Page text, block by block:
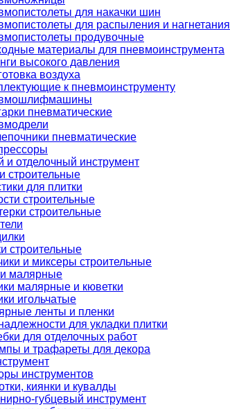
для накачки шин
для распыления и нагнетания
продувочные
материалы для пневмоинструмента
высокого давления
воздуха
к пневмоинструменту
пневматические
пневматические
и отделочный инструмент
строительные
для плитки
строительные
строительные
строительные
и миксеры строительные
малярные
малярные и кюветки
игольчатые
ленты и пленки
для укладки плитки
для отделочных работ
и трафареты для декора
инструментов
киянки и кувалды
губцевый инструмент